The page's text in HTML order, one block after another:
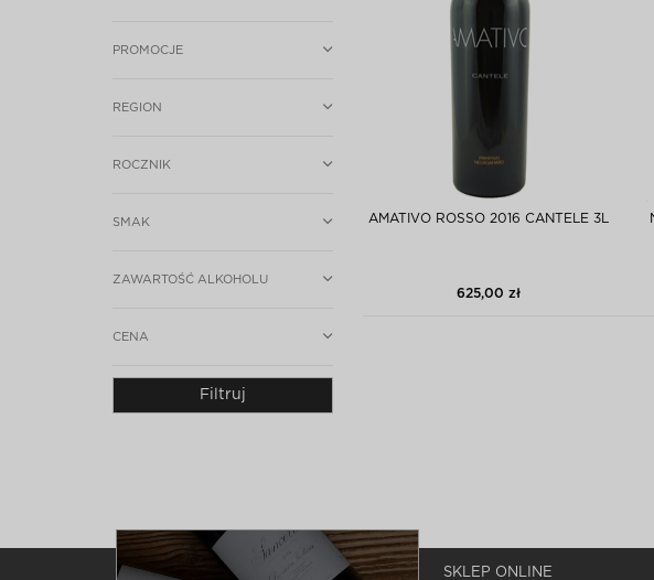
PROMOCJE
REGION
ROCZNIK
SMAK
ZAWARTOŚĆ ALKOHOLU
CENA
Filtruj
AMATIVO ROSSO 2016 CANTELE 3L
625,00 zł
SKLEP ONLINE